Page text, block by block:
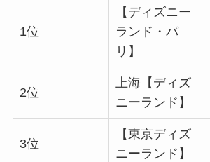
1位
【ディズニー
ランド・パ
リ】
2位
上海【ディズ
ニーランド】
3位
【東京ディズ
ニーランド】